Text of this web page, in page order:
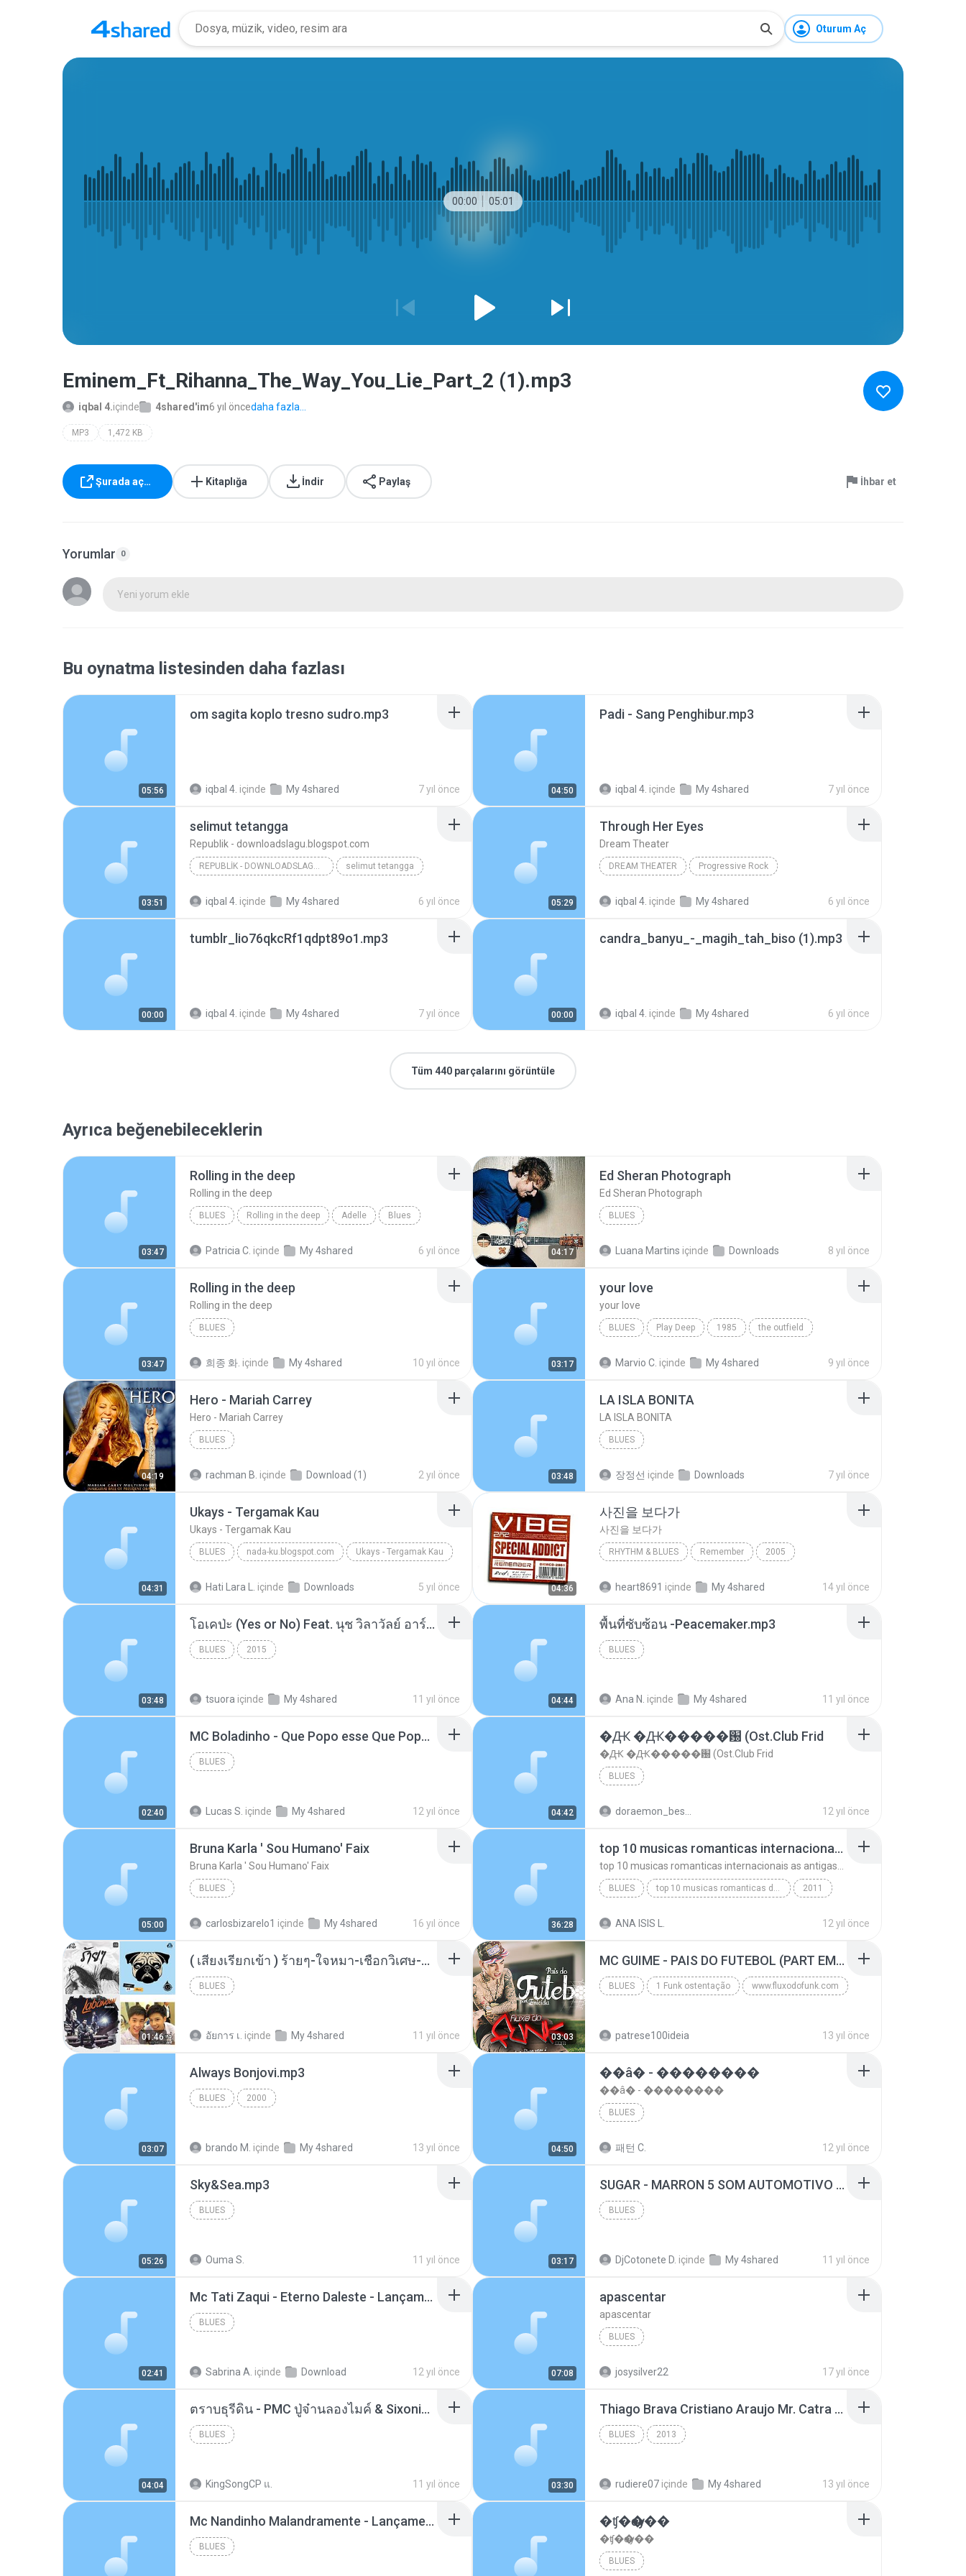
Oturum Aç
00:00 05:01
Eminem_Ft_Rihanna_The_Way_You_Lie_Part_2 (1).mp3
iqbal 4.içinde 4shared'im6 yıl öncedaha fazla...
MP3 1,472 KB
Şurada aç… Kitaplığa İndir Paylaş İhbar et
Yorumlar 0
Yeni yorum ekle
Bu oynatma listesinden daha fazlası
05:56
om sagita koplo tresno sudro.mp3
iqbal 4. içinde My 4shared 7 yıl önce 04:50
Padi - Sang Penghibur.mp3
iqbal 4. içinde My 4shared 7 yıl önce
03:51
selimut tetangga
Republik - downloadslagu.blogspot.com
REPUBLIK - DOWNLOADSLAGU.BLOGSPOT.COM selimut tetangga
iqbal 4. içinde My 4shared 6 yıl önce 05:29
Through Her Eyes
Dream Theater
DREAM THEATER Progressive Rock
iqbal 4. içinde My 4shared 6 yıl önce
00:00
tumblr_lio76qkcRf1qdpt89o1.mp3
iqbal 4. içinde My 4shared 7 yıl önce 00:00
candra_banyu_-_magih_tah_biso (1).mp3
iqbal 4. içinde My 4shared 6 yıl önce
Tüm 440 parçalarını görüntüle
Ayrıca beğenebileceklerin
03:47
Rolling in the deep
Rolling in the deep
BLUES Rolling in the deep Adelle Blues
Patricia C. içinde My 4shared 6 yıl önce 04:17
Ed Sheran Photograph
Ed Sheran Photograph
BLUES
Luana Martins içinde Downloads 8 yıl önce
03:47
Rolling in the deep
Rolling in the deep
BLUES
희종 화. içinde My 4shared 10 yıl önce 03:17
your love
your love
BLUES Play Deep 1985 the outfield
Marvio C. içinde My 4shared 9 yıl önce
04:19
Hero - Mariah Carrey
Hero - Mariah Carrey
BLUES
rachman B. içinde Download (1) 2 yıl önce 03:48
LA ISLA BONITA
LA ISLA BONITA
BLUES
장정선 içinde Downloads 7 yıl önce
04:31
Ukays - Tergamak Kau
Ukays - Tergamak Kau
BLUES nada-ku.blogspot.com Ukays - Tergamak Kau
Hati Lara L. içinde Downloads 5 yıl önce 04:36
사진을 보다가
사진을 보다가
RHYTHM & BLUES Remember 2005
heart8691 içinde My 4shared 14 yıl önce
03:48
โอเคป่ะ (Yes or No) Feat. นุช วิลาวัลย์ อาร์สยาม - Flame.mp3
BLUES 2015
tsuora içinde My 4shared 11 yıl önce 04:44
พื้นที่ซับซ้อน -Peacemaker.mp3
BLUES
Ana N. içinde My 4shared 11 yıl önce
02:40
MC Boladinho - Que Popo esse Que Popo Gigante (DjWn) (áudio Oficial).mp3
BLUES
Lucas S. içinde My 4shared 12 yıl önce 04:42
�Ԫ �Ԫ�����԰ (Ost.Club Frid
�Ԫ �Ԫ�����԰ (Ost.Club Frid
BLUES
12 yıl önce
05:00
Bruna Karla ' Sou Humano' Faix
Bruna Karla ' Sou Humano' Faix
BLUES
carlosbizarelo1 içinde My 4shared 16 yıl önce 36:28
top 10 musicas romanticas internacionais as antigas que faz seu coraçao bater mais forte remix
BLUES top 10 musicas romanticas dj valmir santos pitanga pr 2011
ANA ISIS L. 12 yıl önce
01:46
( เสียงเรียกเข้า ) ร้ายๆ-ใจหมา-เชือกวิเศษ-ว้าเหว่.mp3
BLUES
อัยการ เ. içinde My 4shared 11 yıl önce 03:03
MC GUIME - PAIS DO FUTEBOL (PART EMICIDA) 2014.mp3
BLUES 1 Funk ostentação www.fluxodofunk.com
patrese100ideia 13 yıl önce
03:07
Always Bonjovi.mp3
BLUES 2000
brando M. içinde My 4shared 13 yıl önce 04:50
��â� - ��������
��â� - ��������
BLUES
패턴 C. 12 yıl önce
05:26
Sky&Sea.mp3
BLUES
Ouma S. 11 yıl önce 03:17
SUGAR - MARRON 5 SOM AUTOMOTIVO (DJ COTONETE BHZ).mp3
BLUES
DjCotonete D. içinde My 4shared 11 yıl önce
02:41
Mc Tati Zaqui - Eterno Daleste - Lançamento 2014.mp3
BLUES
Sabrina A. içinde Download 12 yıl önce 07:08
apascentar
apascentar
BLUES
josysilver22 17 yıl önce
04:04
ตราบธุรีดิน - PMC ปู่จ๋านลองไมค์ & Sixonine ( Cover Version ).mp3
BLUES
KingSongCP แ. 11 yıl önce 03:30
Thiago Brava Cristiano Araujo Mr. Catra - Ta Soltinha.mp3
BLUES 2013
rudiere07 içinde My 4shared 13 yıl önce
Mc Nandinho Malandramente - Lançamento 2016.mp3
BLUES
�ʧ�ѹ���
�ʧ�ѹ���
BLUES